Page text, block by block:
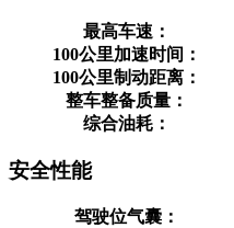
最高车速：
100公里加速时间：
100公里制动距离：
整车整备质量：
综合油耗：
安全性能
驾驶位气囊：